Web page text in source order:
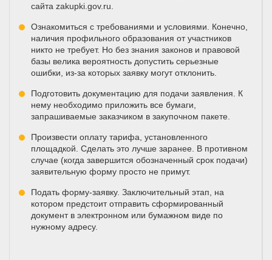
сайта zakupki.gov.ru.
Ознакомиться с требованиями и условиями. Конечно,
наличия профильного образования от участников
никто не требует. Но без знания законов и правовой
базы велика вероятность допустить серьезные
ошибки, из-за которых заявку могут отклонить.
Подготовить документацию для подачи заявления. К
нему необходимо приложить все бумаги,
запрашиваемые заказчиком в закупочном пакете.
Произвести оплату тарифа, установленного
площадкой. Сделать это лучше заранее. В противном
случае (когда завершится обозначенный срок подачи)
заявительную форму просто не примут.
Подать форму-заявку. Заключительный этап, на
котором предстоит отправить сформированный
документ в электронном или бумажном виде по
нужному адресу.